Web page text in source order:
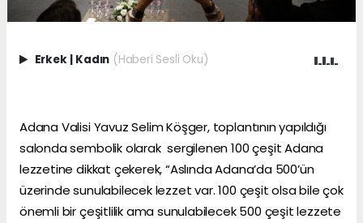
Erkek Kadın (Haberi Sesli Oku)
Adana Valisi Yavuz Selim Köşger, toplantının yapıldığı
salonda sembolik olarak sergilenen 100 çeşit Adana
lezzetine dikkat çekerek, “Aslında Adana’da 500’ün
üzerinde sunulabilecek lezzet var. 100 çeşit olsa bile çok
önemli bir çeşitlilik ama sunulabilecek 500 çeşit lezzete